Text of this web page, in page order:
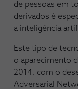
de pessoas em
derivados é
a inteligência
Este tipo de
o aparecimento
2014, com o
Adversarial